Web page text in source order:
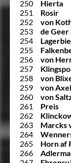
250
Hierta
251
Rosir
252
von
253
de Geer
254
255
256
von
257
258
von
259
von
260
von
261
Preis
262
263
Marcks
264
265
Horn af
266